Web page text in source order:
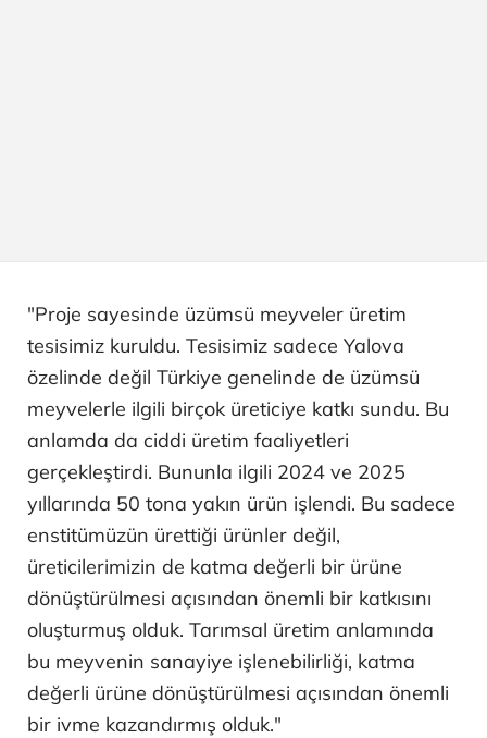
"Proje sayesinde üzümsü meyveler üretim
tesisimiz kuruldu. Tesisimiz sadece Yalova
özelinde değil Türkiye genelinde de üzümsü
meyvelerle ilgili birçok üreticiye katkı sundu. Bu
anlamda da ciddi üretim faaliyetleri
gerçekleştirdi. Bununla ilgili 2024 ve 2025
yıllarında 50 tona yakın ürün işlendi. Bu sadece
enstitümüzün ürettiği ürünler değil,
üreticilerimizin de katma değerli bir ürüne
dönüştürülmesi açısından önemli bir katkısını
oluşturmuş olduk. Tarımsal üretim anlamında
bu meyvenin sanayiye işlenebilirliği, katma
değerli ürüne dönüştürülmesi açısından önemli
bir ivme kazandırmış olduk."